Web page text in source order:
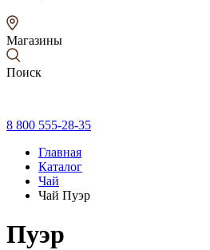
Магазины
Поиск
8 800 555-28-35
Главная
Каталог
Чай
Чай Пуэр
Пуэр